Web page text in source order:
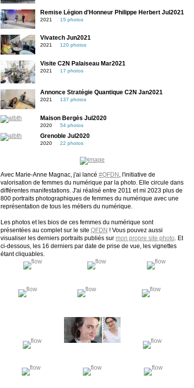
Remise Légion d'Honneur Philippe Herbert Jul2021
2021 15 photos
Vivatech Jun2021
2021 120 photos
Visite C2N Palaiseau Mar2021
2021 17 photos
Annonce Stratégie Quantique C2N Jan2021
2021 137 photos
Maison Bergès Jul2020
2020 54 photos
Grenoble Jul2020
2020 22 photos
Avec Marie-Anne Magnac, j'ai lancé #QFDN
, l'initiative de
valorisation de femmes du numérique par la photo. Elle circule dans
différentes manifestations. J'ai réalisé entre 2011 et mi 2023 plus de
800 portraits photographiques de femmes du numérique avec une
représentation de tous les métiers du numérique.
Les photos et les bios de ces femmes du numérique sont
présentées au complet sur le site QFDN ! Vous pouvez aussi
visualiser les derniers portraits publiés sur mon propre site photo . Et
ci-dessous, les 16 derniers par date de prise de vue, les vignettes
étant cliquables.